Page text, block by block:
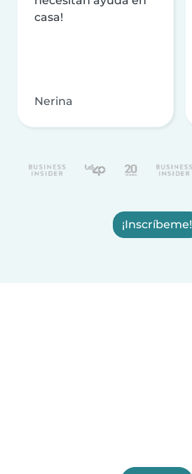
casa!
Nerina
¡Inscríbeme!